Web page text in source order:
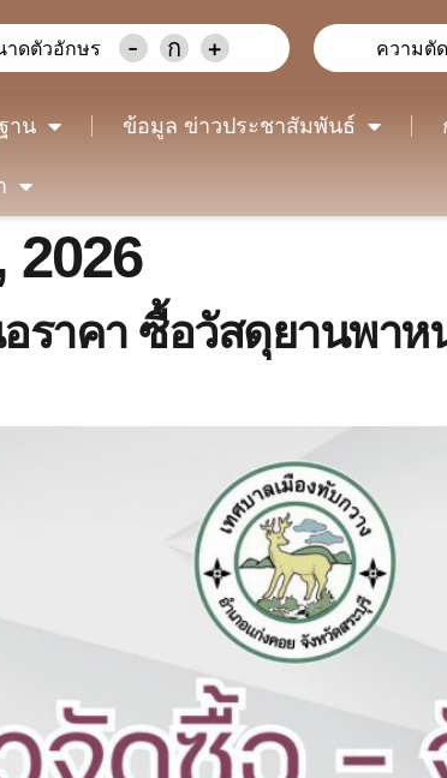
าดตัวอักษร - ก + ความตั
าน ข้อมูล ข่าวประชาสัมพันธ์
2026
ราคา ซื้อวัสดุยานพา